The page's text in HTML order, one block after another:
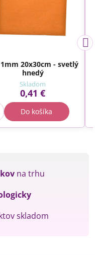
20x30cm - svetlý
hnedý
Skladom
0,41 €
Do košíka
na trhu
skladom